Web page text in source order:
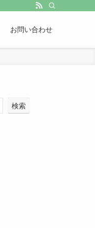
お問い合わせ
検索